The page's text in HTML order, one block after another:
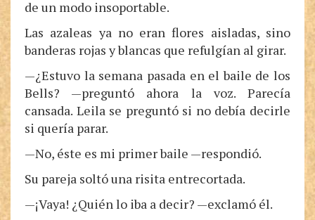
de un modo insoportable.
Las azaleas ya no eran flores aisladas, sino
banderas rojas y blancas que refulgían al girar.
—¿Estuvo la semana pasada en el baile de los
Bells? —preguntó ahora la voz. Parecía
cansada. Leila se preguntó si no debía decirle
si quería parar.
—No, éste es mi primer baile —respondió.
Su pareja soltó una risita entrecortada.
—¡Vaya! ¿Quién lo iba a decir? —exclamó él.